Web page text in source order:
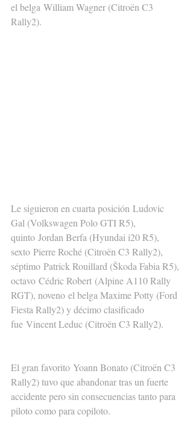
el belga William Wagner (Citroën C3
Rally2).
Le siguieron en cuarta posición Ludovic
Gal (Volkswagen Polo GTI R5),
quinto Jordan Berfa (Hyundai i20 R5),
sexto Pierre Roché (Citroën C3 Rally2),
séptimo Patrick Rouillard (Škoda Fabia R5),
octavo Cédric Robert (Alpine A110 Rally
RGT), noveno el belga Maxime Potty (Ford
Fiesta Rally2) y décimo clasificado
fue Vincent Leduc (Citroën C3 Rally2).
El gran favorito Yoann Bonato (Citroën C3
Rally2) tuvo que abandonar tras un fuerte
accidente pero sin consecuencias tanto para
piloto como para copiloto.